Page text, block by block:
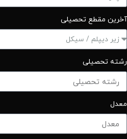
آخرین مقطع تحصیلی
رشته تحصیلی
معدل